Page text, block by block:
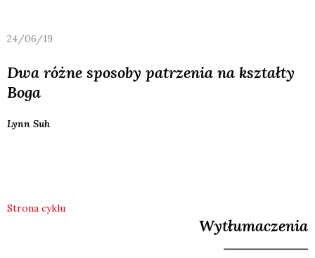
24/06/19
Dwa różne sposoby patrzenia na kształty
Boga
Lynn Suh
Strona cyklu
Wytłumaczenia